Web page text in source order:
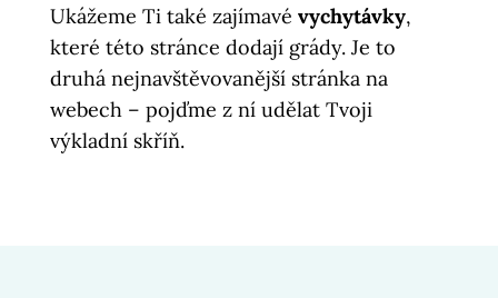
Ukážeme Ti také zajímavé vychytávky,
které této stránce dodají grády. Je to
druhá nejnavštěvovanější stránka na
webech – pojďme z ní udělat Tvoji
výkladní skříň.